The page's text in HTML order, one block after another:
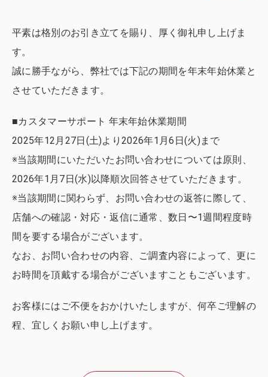
平素は格別のお引き立てを賜り、厚く御礼申し上げま
す。
誠に勝手ながら、弊社では下記の期間を年末年始休業と
させていただきます。
■カスタマーサポート 年末年始休業期間
2025年12月27日(土)より2026年1月6日(火)まで
※当該期間にいただいたお問い合わせについては原則、
2026年1月7日(水)以降順次回答させていただきます。
※当該期間に関わらず、お問い合わせの返答に際して、
店舗への確認・対応・返信に通常、数日〜1週間程度時
間を要する場合がございます。
なお、お問い合わせの内容、ご調査内容によって、更に
お時間を頂戴する場合がございますこともございます。
お客様にはご不便をおかけいたしますが、何卒ご理解の
程、宜しくお願い申し上げます。